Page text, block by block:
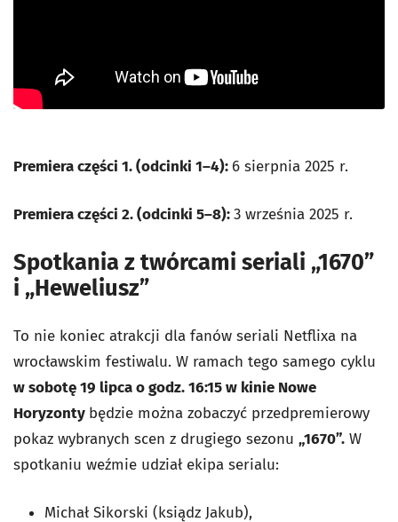
Premiera części 1. (odcinki 1–4): 6 sierpnia 2025 r.
Premiera części 2. (odcinki 5–8):3 września 2025 r.
Spotkania z twórcami seriali „1670”
i „Heweliusz”
To nie koniec atrakcji dla fanów seriali Netflixa na
wrocławskim festiwalu. W ramach tego samego cyklu
w sobotę 19 lipca o godz. 16:15 w kinie Nowe
Horyzonty będzie można zobaczyć przedpremierowy
pokaz wybranych scen z drugiego sezonu „1670”. W
spotkaniu weźmie udział ekipa serialu:
Michał Sikorski (ksiądz Jakub),